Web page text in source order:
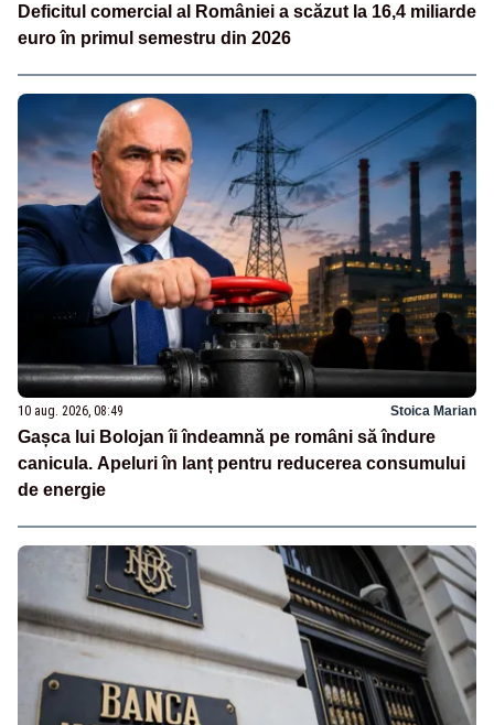
Deficitul comercial al României a scăzut la 16,4 miliarde
euro în primul semestru din 2026
10 aug. 2026, 08:49 Stoica Marian
Gașca lui Bolojan îi îndeamnă pe români să îndure
canicula. Apeluri în lanț pentru reducerea consumului
de energie